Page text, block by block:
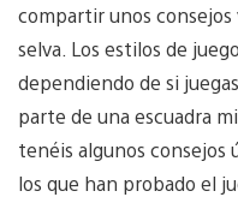
compartir unos consejos
selva. Los estilos de
dependiendo de si
parte de una escuadra
tenéis algunos
los que han probado el